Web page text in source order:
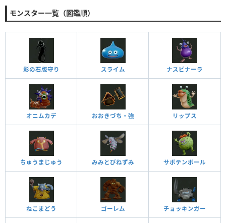
モンスター一覧（図鑑順）
影の石版守り スライム ナスビナーラ
オニムカデ おおきづち・強 リップス
ちゅうまじゅう みみとびねずみ サボテンボール
ねこまどう ゴーレム チョッキンガー